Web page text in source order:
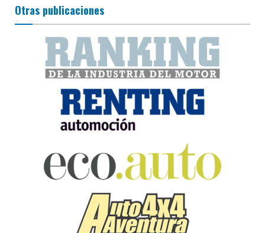
Otras publicaciones